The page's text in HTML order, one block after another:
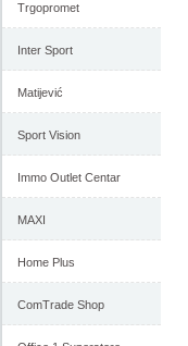
Trgopromet
Inter Sport
Matijević
Sport Vision
Immo Outlet Centar
MAXI
Home Plus
ComTrade Shop